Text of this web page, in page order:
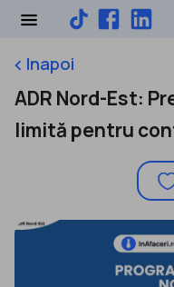
keyboard_arrow_leftInapoi
ADR Nord-Est:
limită pentru